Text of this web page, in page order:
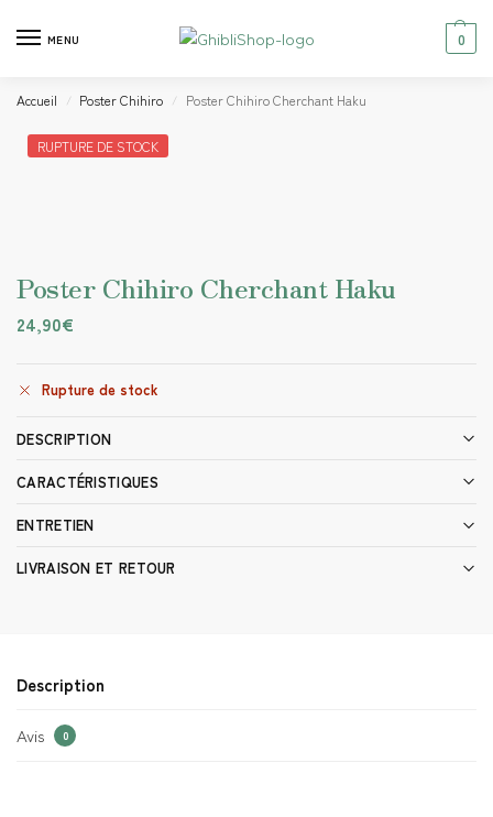
MENU 0
Accueil / Poster Chihiro / Poster Chihiro Cherchant Haku
RUPTURE DE STOCK
Poster Chihiro Cherchant Haku
24,90€
Rupture de stock
DESCRIPTION
CARACTÉRISTIQUES
ENTRETIEN
LIVRAISON ET RETOUR
Description
Avis 0